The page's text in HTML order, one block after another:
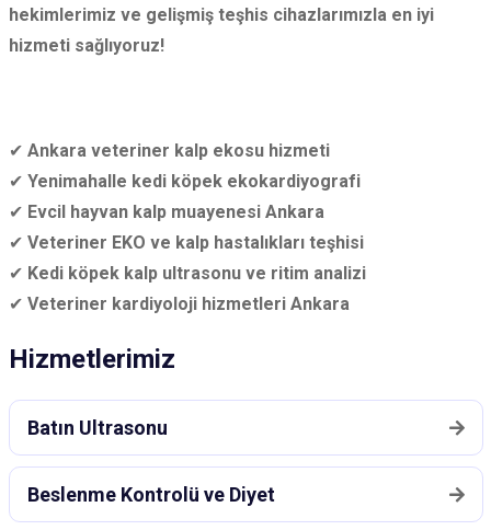
hekimlerimiz ve gelişmiş teşhis cihazlarımızla en iyi
hizmeti sağlıyoruz!
✔ Ankara veteriner kalp ekosu hizmeti
✔ Yenimahalle kedi köpek ekokardiyografi
✔ Evcil hayvan kalp muayenesi Ankara
✔ Veteriner EKO ve kalp hastalıkları teşhisi
✔ Kedi köpek kalp ultrasonu ve ritim analizi
✔ Veteriner kardiyoloji hizmetleri Ankara
Hizmetlerimiz
Batın Ultrasonu
Beslenme Kontrolü ve Diyet